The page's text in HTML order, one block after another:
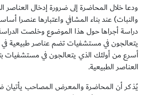
ودعا خلال المحاضرة إلى ضرورة إدخال العناصر
والنبات) عند بناء المشافي واعتبارها عنصرا
دراسة أجراها حول هذا الموضوع وخلصت
يتعالجون في مستشفيات تضم عناصر طبيعية في
أسرع من أولئك الذي يتعالجون في مستشفيات
العناصر الطبيعية.
يُذكر أن المحاضرة والمعرض المصاحب